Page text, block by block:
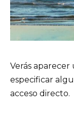
Verás
especificar
acceso directo.